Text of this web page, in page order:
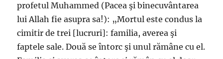
profetul Muhammed (Pacea şi binecuvântarea
lui Allah fie asupra sa!): „Mortul este condus la
cimitir de trei [lucruri]: familia, averea şi
faptele sale. Două se întorc şi unul rămâne cu el.